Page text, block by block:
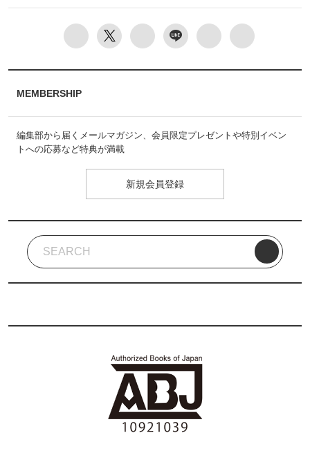
MEMBERSHIP
編集部から届くメールマガジン、会員限定プレゼントや特別イベン
トへの応募など特典が満載
新規会員登録